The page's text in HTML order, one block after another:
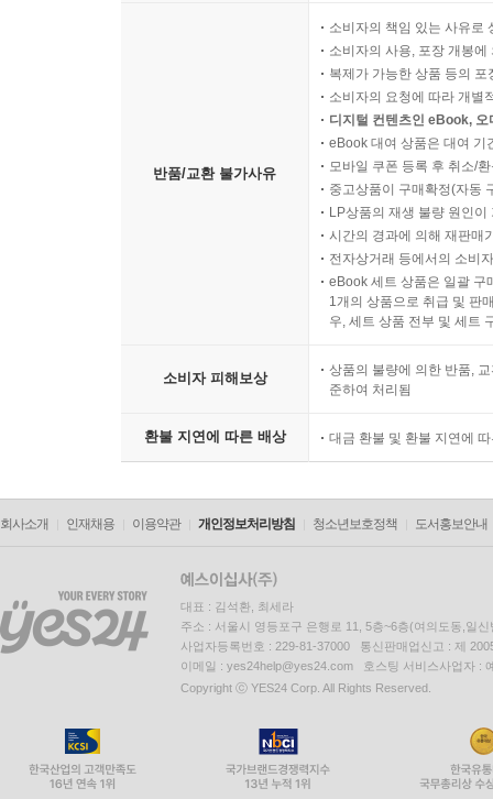
반품/교환 불가사유
소비자의 책임 있는 사유로
소비자의 사용, 포장 개봉
복제가 가능한 상품 등의
소비자의 요청에 따라 개별
디지털 컨텐츠인 eBook,
eBook 대여 상품은 대여 기
모바일 쿠폰 등록 후 취소/
중고상품이 구매확정(자동
LP상품의 재생 불량 원인
시간의 경과에 의해 재판매
전자상거래 등에서의 소비
eBook 세트 상품은 일괄 구
1개의 상품으로 취급 및 판
우, 세트 상품 전부 및 세트
소비자 피해보상
상품의 불량에 의한 반품,
준하여 처리됨
환불 지연에 따른 배상 대금 환불 및 환불 지연에
회사소개 인재채용 이용약관 개인정보처리방침 청소년보호정책 도서홍보안내
대표 : 김석환, 최세라
주소 : 서울시 영등포구 은행로 11, 5층~6층(여의도동,일신
사업자등록번호 : 229-81-37000 통신판매업신고 : 제
이메일 : yes24help@yes24.com 호스팅 서비스사업자 :
Copyright ⓒ YES24 Corp. All Rights Reserved.